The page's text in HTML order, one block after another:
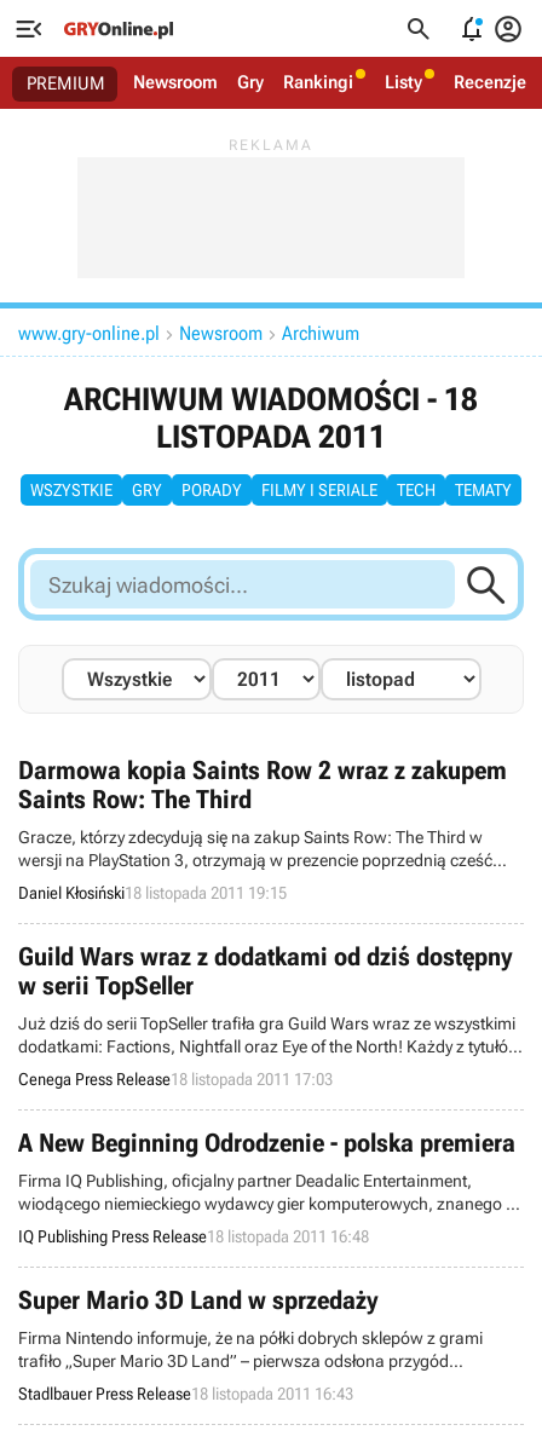
   
PREMIUM Newsroom Gry Rankingi Listy Recenzje
www.gry-online.pl  Newsroom  Archiwum
ARCHIWUM WIADOMOŚCI - 18
LISTOPADA 2011
WSZYSTKIE GRY PORADY FILMY I SERIALE TECH TEMATY
Szukaj
wiadomości...

Darmowa kopia Saints Row 2 wraz z zakupem
Saints Row: The Third
Gracze, którzy zdecydują się na zakup Saints Row: The Third w
wersji na PlayStation 3, otrzymają w prezencie poprzednią cześć
serii - Saints Row 2.
Daniel Kłosiński18 listopada 2011 19:15
Guild Wars wraz z dodatkami od dziś dostępny
w serii TopSeller
Już dziś do serii TopSeller trafiła gra Guild Wars wraz ze wszystkimi
dodatkami: Factions, Nightfall oraz Eye of the North! Każdy z tytułów
jest dostępny w cenie 39,99 zł i w polskiej wersji językowej.
Cenega Press Release18 listopada 2011 17:03
A New Beginning Odrodzenie - polska premiera
Firma IQ Publishing, oficjalny partner Deadalic Entertainment,
wiodącego niemieckiego wydawcy gier komputerowych, znanego z
takich produkcji jak m.in. The Whispered World, ma przyjemność
poinformować o premierze gry A New Beginning Odrodzenie - jednej
z najlepszych gier przygodowych 2011 roku!
IQ Publishing Press Release18 listopada 2011 16:48
Super Mario 3D Land w sprzedaży
Firma Nintendo informuje, że na półki dobrych sklepów z grami
trafiło „Super Mario 3D Land” – pierwsza odsłona przygód
najpopularniejszego hydraulika przygotowana od podstaw na
konsolę przenośną Nintendo 3DS.
Stadlbauer Press Release18 listopada 2011 16:43